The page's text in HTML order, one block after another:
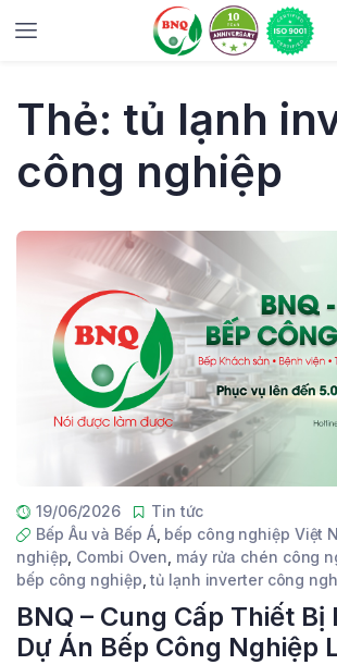
Thẻ: tủ lạnh
công nghiệp
19/06/2026
Tin tức
Bếp Âu và Bếp Á, bếp công nghiệp Việt
nghiệp Combi Oven máy rửa chén công
bếp công nghiệp ,tủ lạnh inverter công
BNQ – Cung Cấp Thiết Bị
Dự Án Bếp Công Nghiệp